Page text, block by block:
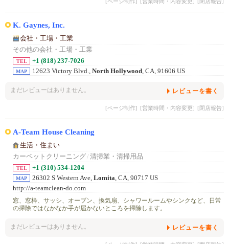
K. Gaynes, Inc.
会社・工場・工業
その他の会社・工場・工業
TEL +1 (818) 237-7026
MAP 12623 Victory Blvd., North Hollywood , CA, 91606 US
まだレビューはありません。 レビューを書く
[ページ制作] [営業時間・内容変更] [閉店報告]
A-Team House Cleaning
生活・住まい
カーペットクリーニング/ 清掃業・清掃用品
TEL +1 (310) 534-1204
MAP 26302 S Western Ave, Lomita , CA, 90717 US
http://a-teamclean-do.com
窓、窓枠、サッシ、オーブン、換気扇、シャワールームやシンクなど、日常
の掃除ではなかなか手が届かないところを掃除します。
まだレビューはありません。 レビューを書く